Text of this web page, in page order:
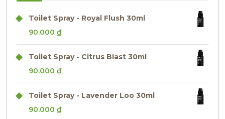
Toilet Spray - Royal Flush 30ml
90.000 ₫
Toilet Spray - Citrus Blast 30ml
90.000 ₫
Toilet Spray - Lavender Loo 30ml
90.000 ₫